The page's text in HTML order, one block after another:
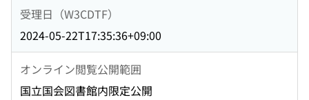
受理日（W3CDTF）
2024-05-22T17:35:36+09:00
オンライン閲覧公開範囲
国立国会図書館内限定公開